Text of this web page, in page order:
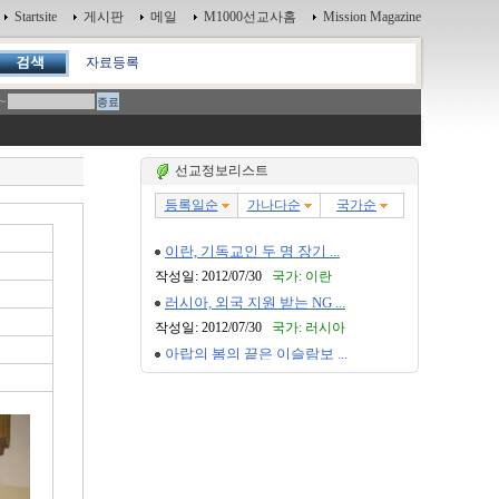
Startsite 게시판 메일 M1000선교사홈 Mission Magazine
자료등록
~
선교정보리스트